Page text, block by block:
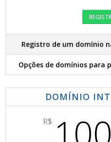
Registro de um domínio
Opções de domínios para
DOMÍNIO
R$